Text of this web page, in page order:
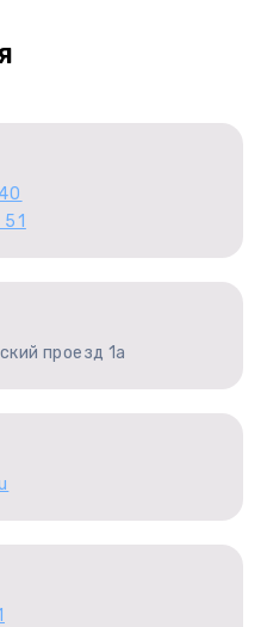
проезд 1а